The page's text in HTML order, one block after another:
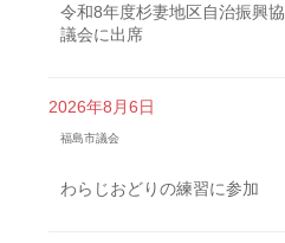
令和8年度杉妻地区自治振興協
議会に出席
2026年8月6日
福島市議会
わらじおどりの練習に参加